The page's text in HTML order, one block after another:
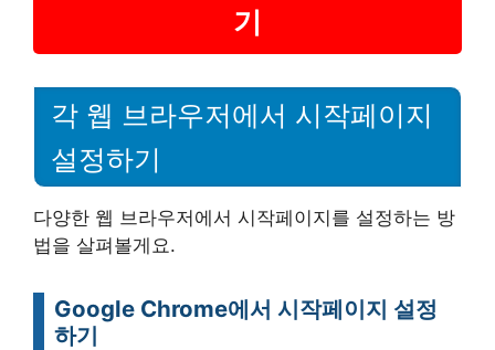
기
각 웹 브라우저에서 시작페이지
설정하기
다양한 웹 브라우저에서 시작페이지를 설정하는 방
법을 살펴볼게요.
Google Chrome에서 시작페이지 설정
하기